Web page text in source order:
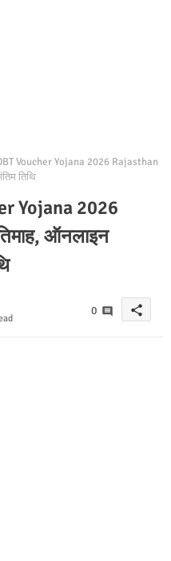
Voucher Yojana 2026 Rajasthan
तिथि
Yojana 2026
ऑनलाइन
0 share